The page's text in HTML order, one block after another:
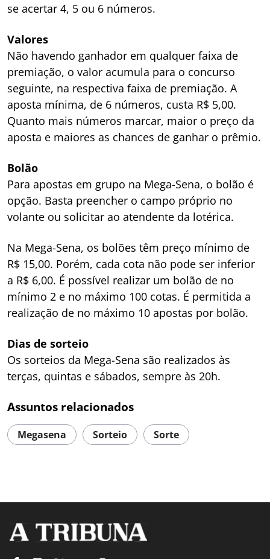
se acertar 4, 5 ou 6 números.
Valores
Não havendo ganhador em qualquer faixa de
premiação, o valor acumula para o concurso
seguinte, na respectiva faixa de premiação. A
aposta mínima, de 6 números, custa R$ 5,00.
Quanto mais números marcar, maior o preço da
aposta e maiores as chances de ganhar o prêmio.
Bolão
Para apostas em grupo na Mega-Sena, o bolão é
opção. Basta preencher o campo próprio no
volante ou solicitar ao atendente da lotérica.
Na Mega-Sena, os bolões têm preço mínimo de
R$ 15,00. Porém, cada cota não pode ser inferior
a R$ 6,00. É possível realizar um bolão de no
mínimo 2 e no máximo 100 cotas. É permitida a
realização de no máximo 10 apostas por bolão.
Dias de sorteio
Os sorteios da Mega-Sena são realizados às
terças, quintas e sábados, sempre às 20h.
Assuntos relacionados
Megasena Sorteio Sorte